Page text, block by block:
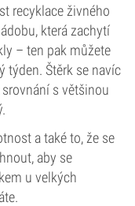
recyklace živného
která zachytí
– ten pak můžete
týden. Štěrk se navíc
s většinou
a také to, že se
aby se
u velkých